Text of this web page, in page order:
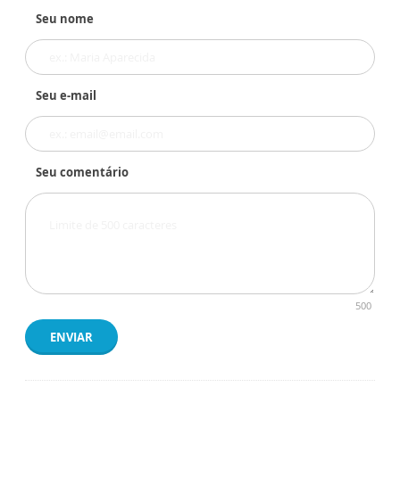
Seu nome
Seu e-mail
Seu comentário
500
ENVIAR